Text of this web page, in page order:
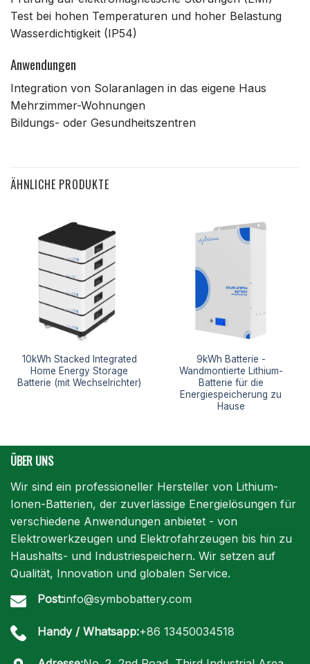
Test bei hohen Temperaturen und hoher Belastung
Wasserdichtigkeit (IP54)
Anwendungen
Integration von Solaranlagen in das eigene Haus
Mehrzimmer-Wohnungen
Bildungs- oder Gesundheitszentren
ÄHNLICHE PRODUKTE
10kWh Stacked Integrated
Home Energy Storage
Batterie (mit Wechselrichter)
9kWh Batterie -
Wandmontierte Lithium-
Batterie für die
Energiespeicherung zu
Hause
ÜBER UNS
Wir sind ein professioneller Hersteller von Lithium-
Ionen-Batterien, der zuverlässige Energielösungen für
verschiedene Anwendungen anbietet - von
Elektrowerkzeugen und Elektrofahrzeugen bis hin zu
Haushalts- und Industriespeichern. Wir setzen auf
Qualität, Innovation und globalen Service.
Post:info@symbobattery.com
Handy / Whatsapp:+86 13450034518